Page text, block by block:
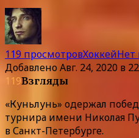
119 просмотровХоккейНет
ДобавленоАвг. 24, 2020 в
119Взгляды
«Куньлунь» одержал
турнира имени Николая
в Санкт-Петербурге.